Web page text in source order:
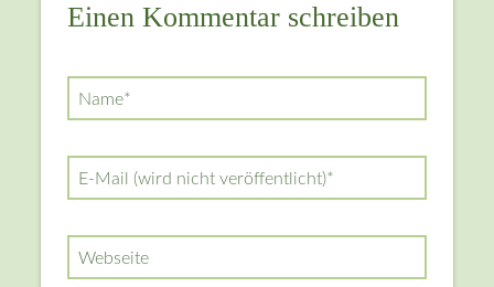
Einen Kommentar schreiben
Pflichtfeld
Name*
Pflichtfeld
E-Mail (wird nicht veröffentlicht)*
Webseite